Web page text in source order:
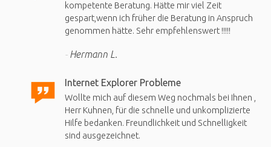
kompetente Beratung. Hätte mir viel Zeit
gespart,wenn ich früher die Beratung in Anspruch
genommen hätte. Sehr empfehlenswert !!!!!
Hermann L.
Internet Explorer Probleme
Wollte mich auf diesem Weg nochmals bei Ihnen ,
Herr Kuhnen, für die schnelle und unkomplizierte
Hilfe bedanken. Freundlichkeit und Schnelligkeit
sind ausgezeichnet.